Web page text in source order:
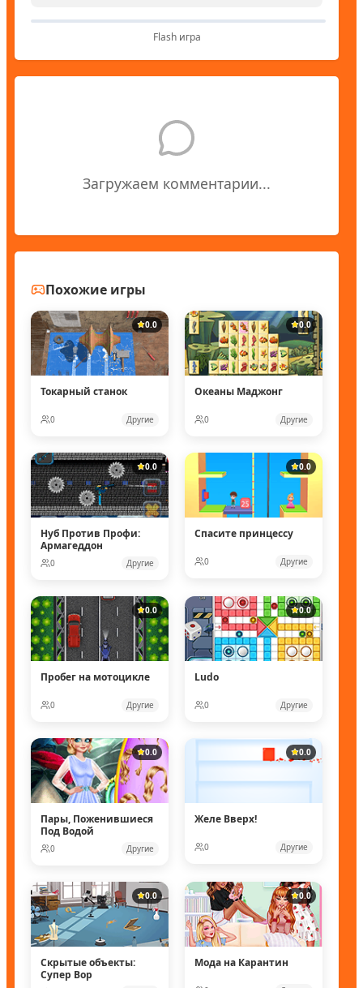
Flash игра
Загружаем комментарии...
Похожие игры
0.0
Токарный станок
0 Другие
0.0
Океаны Маджонг
0 Другие
0.0
Нуб Против Профи:
Армагеддон
0 Другие
0.0
Спасите принцессу
0 Другие
0.0
Пробег на мотоцикле
0 Другие
0.0
Ludo
0 Другие
0.0
Пары, Поженившиеся
Под Водой
0 Другие
0.0
Желе Вверх!
0 Другие
0.0
Скрытые объекты:
Супер Вор
0.0
Мода на Карантин